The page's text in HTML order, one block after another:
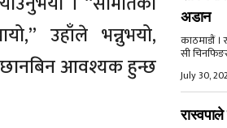
उहाँले भन्नुभयो,
छानबिन आवश्यक हुन्छ
अडान
काठमाडौं ।
सी
July 30,
रास्वपाले